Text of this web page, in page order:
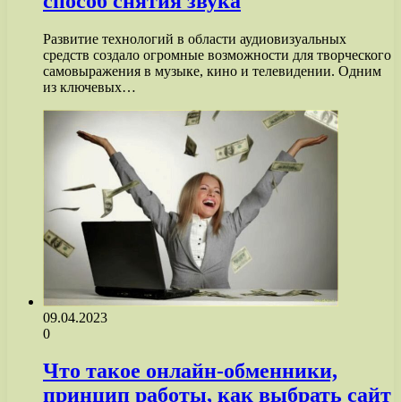
Развитие технологий в области аудиовизуальных
средств создало огромные возможности для творческого
самовыражения в музыке, кино и телевидении. Одним
из ключевых…
09.04.2023
0
Что такое онлайн-обменники,
принцип работы, как выбрать сайт